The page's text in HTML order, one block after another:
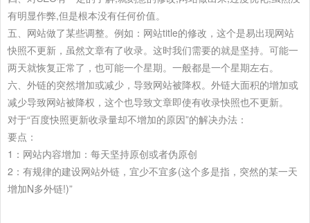
有明显作弊,但是根本没有任何价值。
五、网站做了某些调整。例如：网站title的修改，这个是易出现网站
快照不更新，虽然文章有了收录。这时我们需要的就是坚持。可能一
两天就恢复正常了，也可能一个星期。一般都是一个星期左右。
六、外链的突然增加或减少，导致网站被降权。外链大面积的增加或
减少导致网站被降权，这个也导致文章即使有收录快照也不更新。
对于“百度快照更新收录量却不增加的原因”的解决办法：
要点：
1：网站内容增加：每天坚持原创或者伪原创
2：有规律的建设网站外链，宜少不宜多(这个多是指，突然的某一天
增加N多外链!)”